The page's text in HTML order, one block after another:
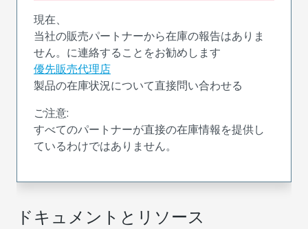
ドキュメントとリソース
現在、
当社の販売パートナーから在庫の報告はありま
せん。に連絡することをお勧めします
優先販売代理店
製品の在庫状況について直接問い合わせる
ご注意:
すべてのパートナーが直接の在庫情報を提供し
ているわけではありません。